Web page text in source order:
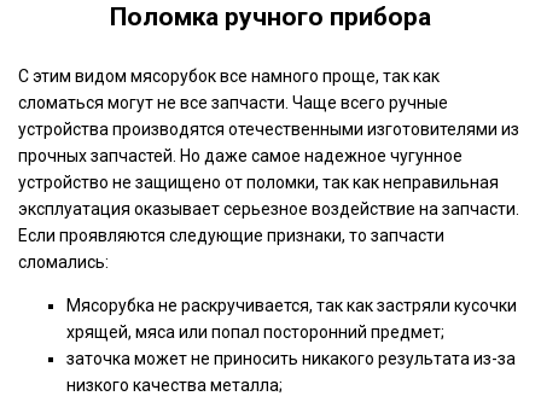
Поломка ручного прибора
С этим видом мясорубок все намного проще, так как
сломаться могут не все запчасти. Чаще всего ручные
устройства производятся отечественными изготовителями из
прочных запчастей. Но даже самое надежное чугунное
устройство не защищено от поломки, так как неправильная
эксплуатация оказывает серьезное воздействие на запчасти.
Если проявляются следующие признаки, то запчасти
сломались:
Мясорубка не раскручивается, так как застряли кусочки
хрящей, мяса или попал посторонний предмет;
заточка может не приносить никакого результата из-за
низкого качества металла;